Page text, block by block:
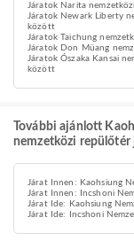
Járatok Narita
Járatok Newark Liberty
között
Járatok Taichung
Járatok Don Müang
Járatok Ószaka Kansai
között
További ajánlott
nemzetközi repülőtér
Járat Innen: Kaohsiung
Járat Innen: Incshoni
Járat Ide: Kaohsiung
Járat Ide: Incshoni